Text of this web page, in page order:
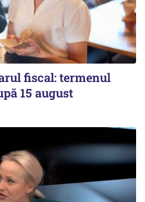
fiscal: termenul
15 august